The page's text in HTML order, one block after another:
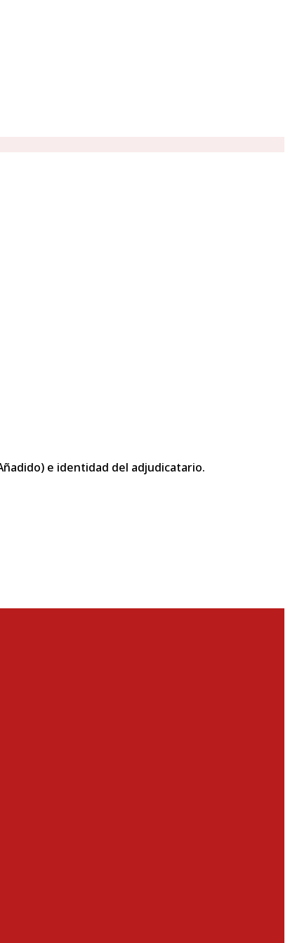
e identidad del adjudicatario.